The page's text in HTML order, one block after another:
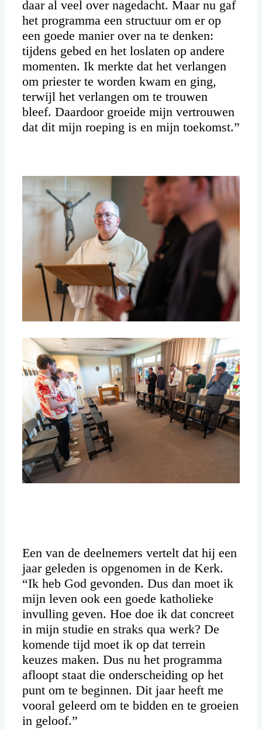
daar al veel over nagedacht. Maar nu gaf
het programma een structuur om er op
een goede manier over na te denken:
tijdens gebed en het loslaten op andere
momenten. Ik merkte dat het verlangen
om priester te worden kwam en ging,
terwijl het verlangen om te trouwen
bleef. Daardoor groeide mijn vertrouwen
dat dit mijn roeping is en mijn toekomst.”
Een van de deelnemers vertelt dat hij een
jaar geleden is opgenomen in de Kerk.
“Ik heb God gevonden. Dus dan moet ik
mijn leven ook een goede katholieke
invulling geven. Hoe doe ik dat concreet
in mijn studie en straks qua werk? De
komende tijd moet ik op dat terrein
keuzes maken. Dus nu het programma
afloopt staat die onderscheiding op het
punt om te beginnen. Dit jaar heeft me
vooral geleerd om te bidden en te groeien
in geloof.”